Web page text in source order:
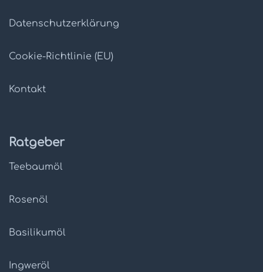
Datenschutz­erklärung
Cookie-Richtlinie (EU)
Kontakt
Ratgeber
Teebaumöl
Rosenöl
Basilikumöl
Ingweröl